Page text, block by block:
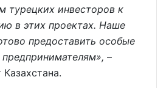
турецких инвесторов к
в этих проектах. Наше
предоставить особые
–